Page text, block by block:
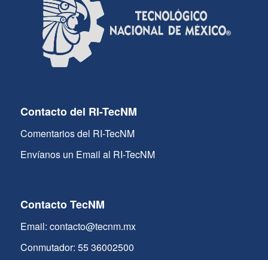
Contacto del RI-TecNM
Comentarios del RI-TecNM
Envíanos un Email al RI-TecNM
Contacto TecNM
Email: contacto@tecnm.mx
Conmutador: 55 36002500